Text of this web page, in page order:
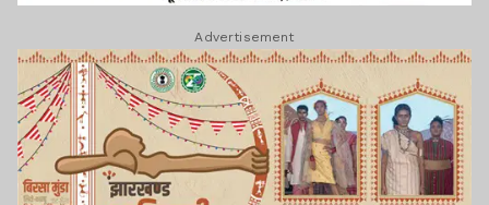
Advertisement